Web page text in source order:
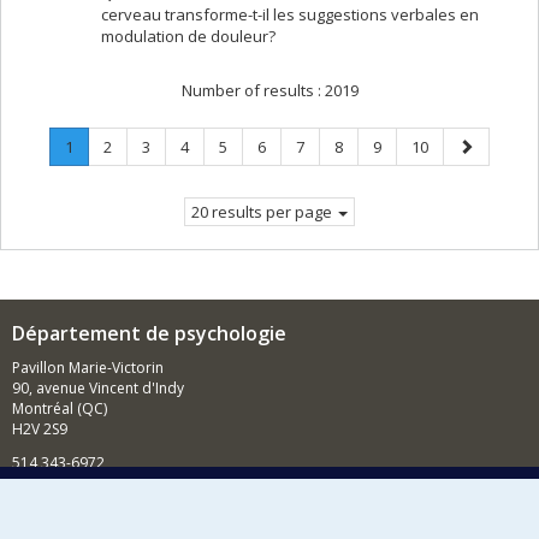
cerveau transforme-t-il les suggestions verbales en
modulation de douleur?
Number of results : 2019
Page
1
Current
Page
2 Page
3 Page
4 Page
5 Page
6 Page
7 Page
8 Page
9 Page
10
Next
page
20 results per page
Département de psychologie
Pavillon Marie-Victorin
90, avenue Vincent d'Indy
Montréal (QC)
H2V 2S9
514 343-6972